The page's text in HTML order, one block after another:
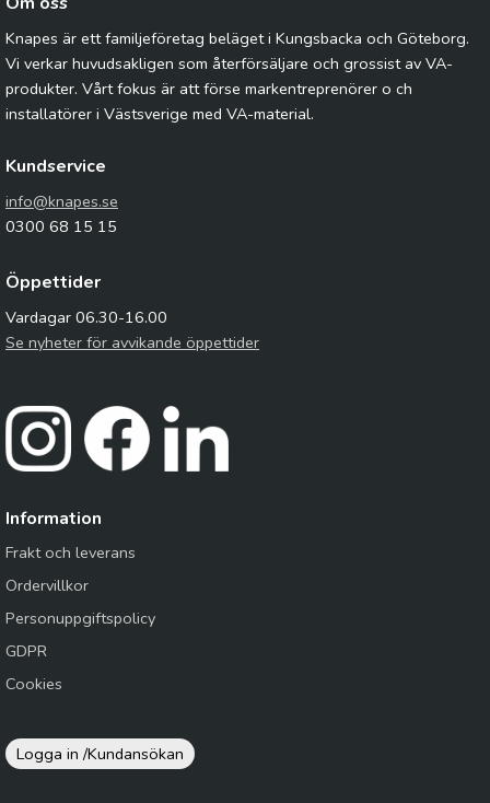
Knapes är ett familjeföretag beläget i Kungsbacka och Göteborg.
Vi verkar huvudsakligen som återförsäljare och grossist av VA-
produkter. Vårt fokus är att förse markentreprenörer o ch
installatörer i Västsverige med VA-material.
Kundservice
info@knapes.se
0300 68 15 15
Öppettider
Vardagar 06.30-16.00
Se nyheter för avvikande öppettider
Information
Frakt och leverans
Ordervillkor
Personuppgiftspolicy
GDPR
Cookies
Logga in /Kundansökan